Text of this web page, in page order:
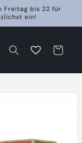
Freitag bis 22 für
ein!
Warenkorb